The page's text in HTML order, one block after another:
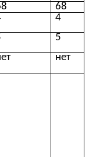
68
4
5
нет